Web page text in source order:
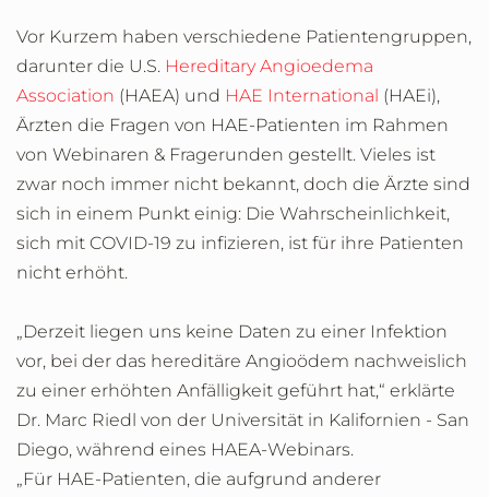
Vor Kurzem haben verschiedene Patientengruppen,
darunter die U.S. Hereditary Angioedema
Association (HAEA) und HAE International (HAEi),
Ärzten die Fragen von HAE-Patienten im Rahmen
von Webinaren & Fragerunden gestellt. Vieles ist
zwar noch immer nicht bekannt, doch die Ärzte sind
sich in einem Punkt einig: Die Wahrscheinlichkeit,
sich mit COVID-19 zu infizieren, ist für ihre Patienten
nicht erhöht.
„Derzeit liegen uns keine Daten zu einer Infektion
vor, bei der das hereditäre Angioödem nachweislich
zu einer erhöhten Anfälligkeit geführt hat,“ erklärte
Dr. Marc Riedl von der Universität in Kalifornien - San
Diego, während eines HAEA-Webinars.
„Für HAE-Patienten, die aufgrund anderer